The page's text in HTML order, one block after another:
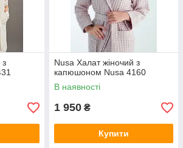
з
Nusa Халат жіночий з
капюшоном Nusa 4160
В наявності
1 950 ₴
Купити